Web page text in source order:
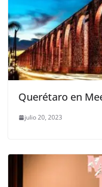
Querétaro en
julio 20, 2023